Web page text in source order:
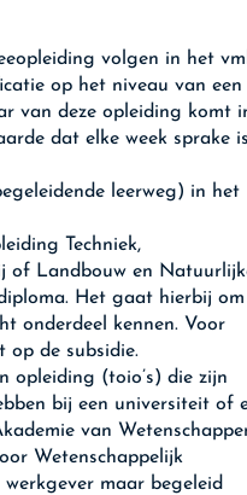
volgen in het
op het niveau van een
van deze opleiding komt
dat elke week sprake is
leerweg) in het
Techniek,
of Landbouw en
Het gaat hierbij om
onderdeel kennen. Voor
op de subsidie.
opleiding (toio’s) die zijn
bij een universiteit of
van
Wetenschappelijk
maar begeleid